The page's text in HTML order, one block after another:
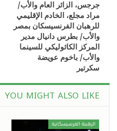
جرجس، الزائر العام والأب/
مراد مجلع، الخادم الإقليمي
للرهبان الفرنسيسكان بمصر
والأب/ بطرس دانيال مدير
المركز الكاثوليكي للسينما
والأب/ باخوم عويضة
سكرتير
YOU MIGHT ALSO LIKE
الرهبنة الفرنسيسكانية